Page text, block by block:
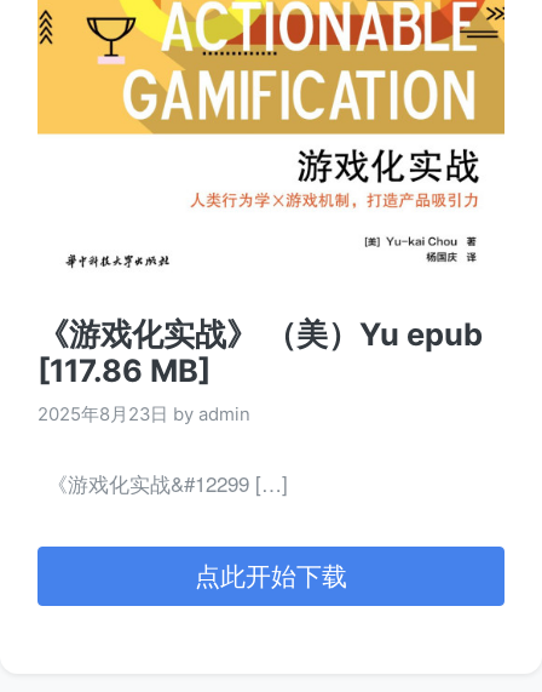
《游戏化实战》 （美）Yu epub
[117.86 MB]
2025年8月23日 by admin
《游戏化实战&#12299 […]
点此开始下载